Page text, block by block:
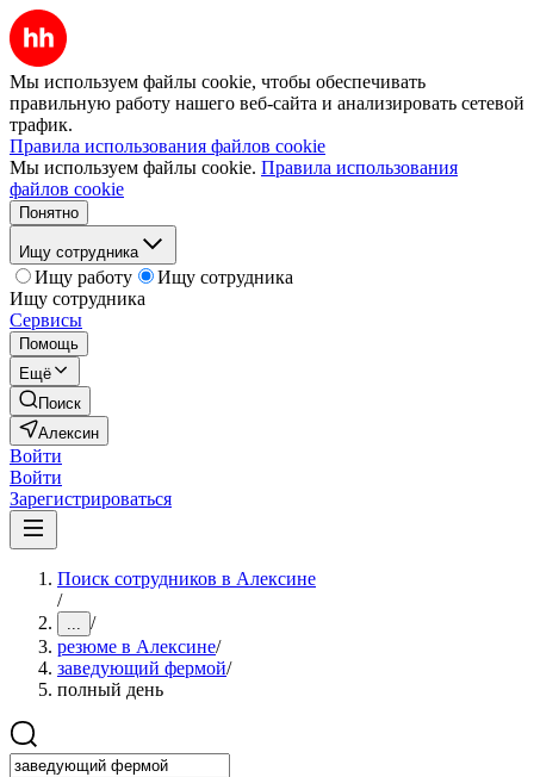
Мы используем файлы cookie, чтобы обеспечивать
правильную работу нашего веб-сайта и анализировать сетевой
трафик.
Правила использования файлов cookie
Мы используем файлы cookie. Правила использования
файлов cookie
Понятно
Ищу сотрудника
Ищу работу
Ищу сотрудника
Ищу сотрудника
Сервисы
Помощь
Ещё
Поиск
Алексин
Войти
Войти
Зарегистрироваться
Поиск сотрудников в Алексине
/
... /
резюме в Алексине/
заведующий фермой/
полный день